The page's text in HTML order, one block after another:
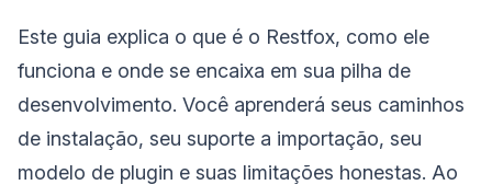
Este guia explica o que é o Restfox, como ele
funciona e onde se encaixa em sua pilha de
desenvolvimento. Você aprenderá seus caminhos
de instalação, seu suporte a importação, seu
modelo de plugin e suas limitações honestas. Ao